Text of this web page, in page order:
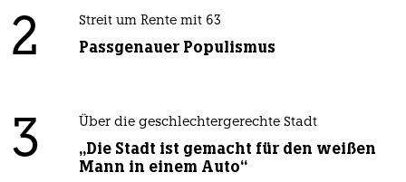
2 Streit um Rente mit 63
Passgenauer Populismus
3 Über die geschlechtergerechte Stadt
„Die Stadt ist gemacht für den weißen
Mann in einem Auto“